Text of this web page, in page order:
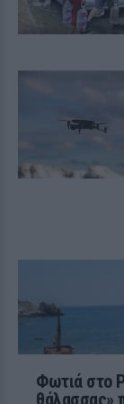
Φωτιά στο
θάλασσας»